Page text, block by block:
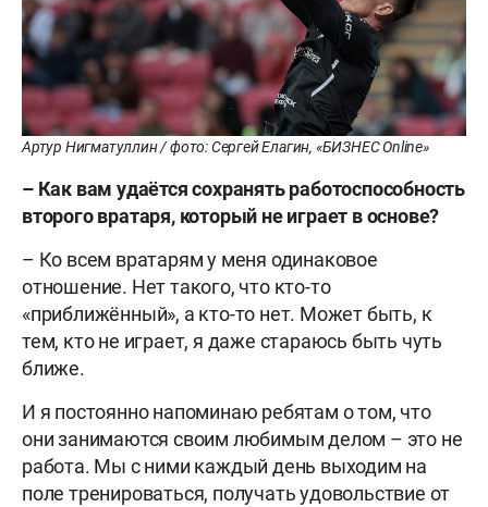
Артур Нигматуллин / фото: Сергей Елагин, «БИЗНЕС Online»
– Как вам удаётся сохранять работоспособность
второго вратаря, который не играет в основе?
– Ко всем вратарям у меня одинаковое
отношение. Нет такого, что кто-то
«приближённый», а кто-то нет. Может быть, к
тем, кто не играет, я даже стараюсь быть чуть
ближе.
И я постоянно напоминаю ребятам о том, что
они занимаются своим любимым делом – это не
работа. Мы с ними каждый день выходим на
поле тренироваться, получать удовольствие от